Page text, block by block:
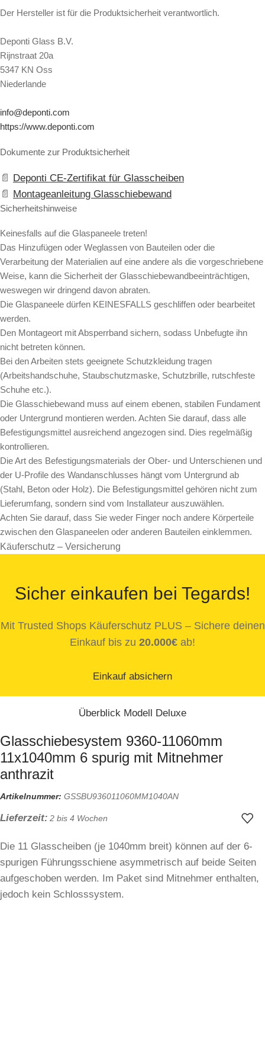
Der Hersteller ist für die Produktsicherheit verantwortlich.
Deponti Glass B.V.
Rijnstraat 20a
5347 KN Oss
Niederlande
info@deponti.com
https://www.deponti.com
Dokumente zur Produktsicherheit
Deponti CE-Zertifikat für Glasscheiben
Montageanleitung Glasschiebewand
Sicherheitshinweise
Keinesfalls auf die Glaspaneele treten!
Das Hinzufügen oder Weglassen von Bauteilen oder die
Verarbeitung der Materialien auf eine andere als die vorgeschriebene
Weise, kann die Sicherheit der Glasschiebewandbeeinträchtigen,
weswegen wir dringend davon abraten.
Die Glaspaneele dürfen KEINESFALLS geschliffen oder bearbeitet
werden.
Den Montageort mit Absperrband sichern, sodass Unbefugte ihn
nicht betreten können.
Bei den Arbeiten stets geeignete Schutzkleidung tragen
(Arbeitshandschuhe, Staubschutzmaske, Schutzbrille, rutschfeste
Schuhe etc.).
Die Glasschiebewand muss auf einem ebenen, stabilen Fundament
oder Untergrund montieren werden. Achten Sie darauf, dass alle
Befestigungsmittel ausreichend angezogen sind. Dies regelmäßig
kontrollieren.
Die Art des Befestigungsmaterials der Ober- und Unterschienen und
der U-Profile des Wandanschlusses hängt vom Untergrund ab
(Stahl, Beton oder Holz). Die Befestigungsmittel gehören nicht zum
Lieferumfang, sondern sind vom Installateur auszuwählen.
Achten Sie darauf, dass Sie weder Finger noch andere Körperteile
zwischen den Glaspaneelen oder anderen Bauteilen einklemmen.
Käuferschutz – Versicherung
Sicher einkaufen bei Tegards!
Mit Trusted Shops Käuferschutz PLUS – Sichere deinen
Einkauf bis zu 20.000€ ab!
Einkauf absichern
Überblick Modell Deluxe
Glasschiebesystem 9360-11060mm
11x1040mm 6 spurig mit Mitnehmer
anthrazit
Artikelnummer: GSSBU936011060MM1040AN
Lieferzeit: 2 bis 4 Wochen
Die 11 Glasscheiben (je 1040mm breit) können auf der 6-
spurigen Führungsschiene asymmetrisch auf beide Seiten
aufgeschoben werden. Im Paket sind Mitnehmer enthalten,
jedoch kein Schlosssystem.